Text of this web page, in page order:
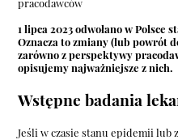
pracodawców
1 lipca 2023 odwołano w Polsce
Oznacza to zmiany (lub powrót
zarówno z perspektywy
opisujemy najważniejsze z nich.
Wstępne badania
Jeśli w czasie stanu epidemii lub